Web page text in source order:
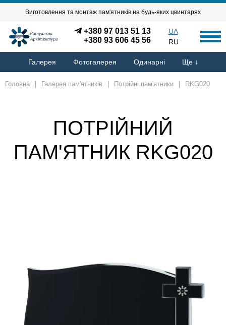
Виготовлення та монтаж пам'ятників на будь-яких цвинтарях
+380 97 013 51 13
+380 93 606 45 56
UA
RU
Галерея Фотогалерея Одинарні Ще ↓
Головна Галерея пам'ятників Потрійні пам'ятники RKG020
ПОТРІЙНИЙ
ПАМ'ЯТНИК RKG020